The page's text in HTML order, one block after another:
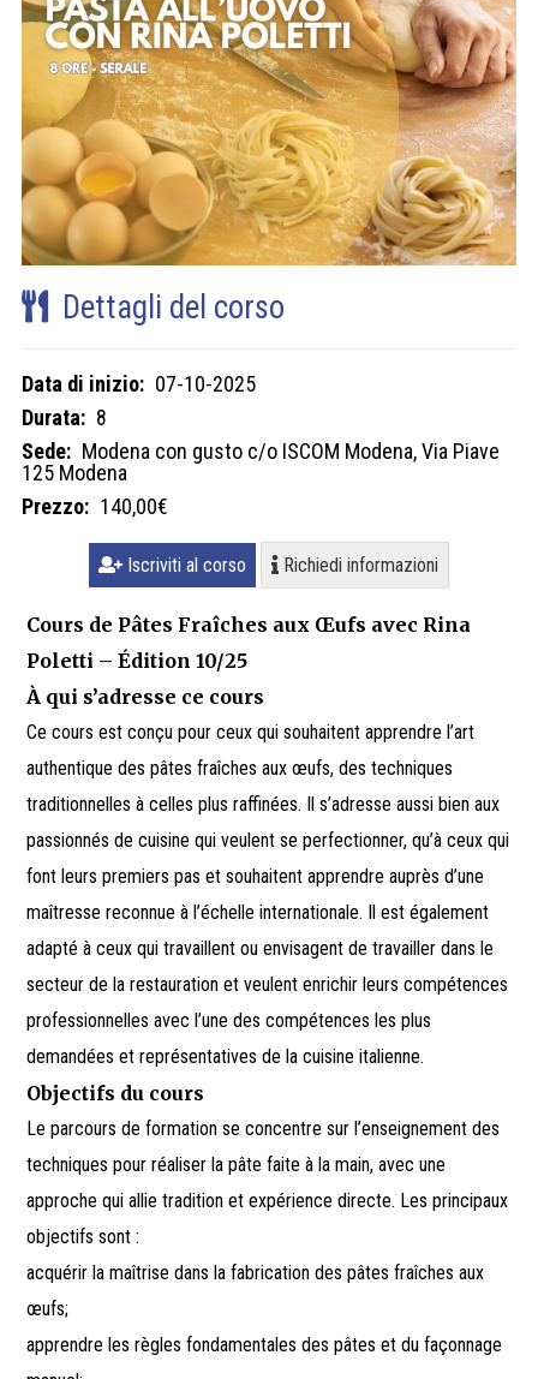
Dettagli del corso
Data di inizio: 07-10-2025
Durata: 8
Sede: Modena con gusto c/o ISCOM Modena, Via Piave
125 Modena
Prezzo: 140,00€
Iscriviti al corso Richiedi informazioni
Cours de Pâtes Fraîches aux Œufs avec Rina
Poletti – Édition 10/25
À qui s’adresse ce cours
Ce cours est conçu pour ceux qui souhaitent apprendre l’art
authentique des pâtes fraîches aux œufs, des techniques
traditionnelles à celles plus raffinées. Il s’adresse aussi bien aux
passionnés de cuisine qui veulent se perfectionner, qu’à ceux qui
font leurs premiers pas et souhaitent apprendre auprès d’une
maîtresse reconnue à l’échelle internationale. Il est également
adapté à ceux qui travaillent ou envisagent de travailler dans le
secteur de la restauration et veulent enrichir leurs compétences
professionnelles avec l’une des compétences les plus
demandées et représentatives de la cuisine italienne.
Objectifs du cours
Le parcours de formation se concentre sur l’enseignement des
techniques pour réaliser la pâte faite à la main, avec une
approche qui allie tradition et expérience directe. Les principaux
objectifs sont :
acquérir la maîtrise dans la fabrication des pâtes fraîches aux
œufs;
apprendre les règles fondamentales des pâtes et du façonnage